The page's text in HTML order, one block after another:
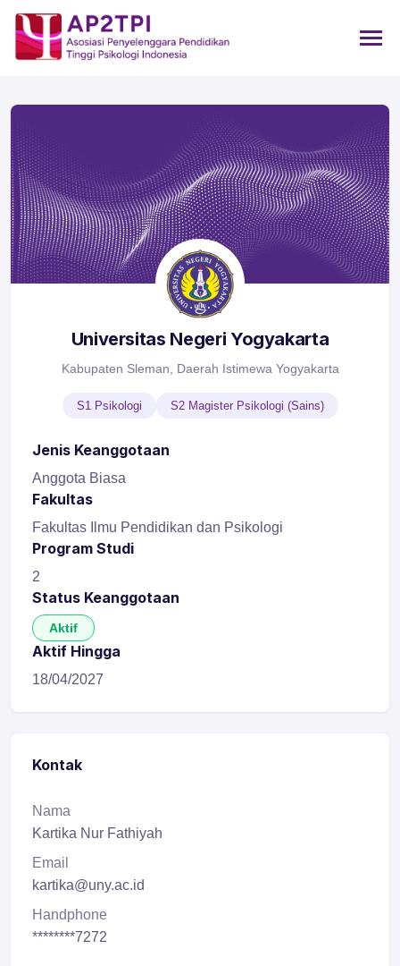
Universitas Negeri Yogyakarta
Kabupaten Sleman, Daerah Istimewa Yogyakarta
S1 Psikologi S2 Magister Psikologi (Sains)
Jenis Keanggotaan
Anggota Biasa
Fakultas
Fakultas Ilmu Pendidikan dan Psikologi
Program Studi
2
Status Keanggotaan
Aktif
Aktif Hingga
18/04/2027
Kontak
Nama
Kartika Nur Fathiyah
Email
kartika@uny.ac.id
Handphone
********7272